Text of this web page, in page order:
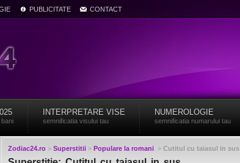
PUBLICITATE CONTACT
INTERPRETARE VISE
semnificatia visului tau
NUMEROLOGIE
semnificatia numarului tau
Zodiac24.ro > Superstitii > Populare la romani > Cutitul cu taiasul in sus